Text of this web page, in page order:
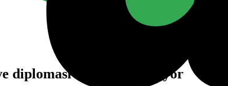
diplomasi aynı anda ısınıyor